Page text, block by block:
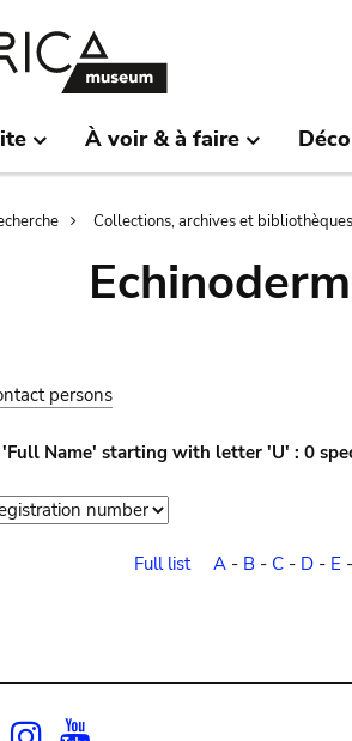
À voir & à faire
Collections, archives et bibliothèques
persons
Name' starting with letter 'U' : 0
Full list
A- B- C- D- E -